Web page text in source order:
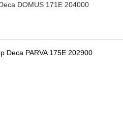
DOMUS 171E 204000